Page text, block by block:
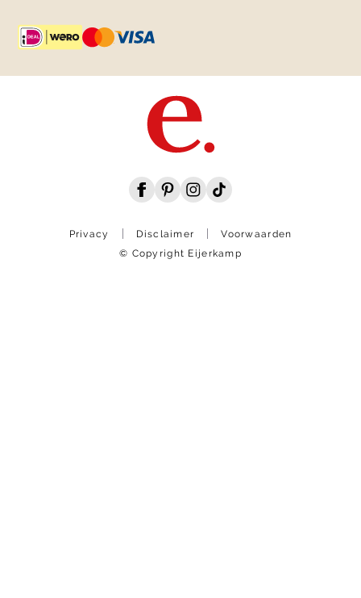
Privacy Disclaimer
Voorwaarden
© Copyright Eijerkamp